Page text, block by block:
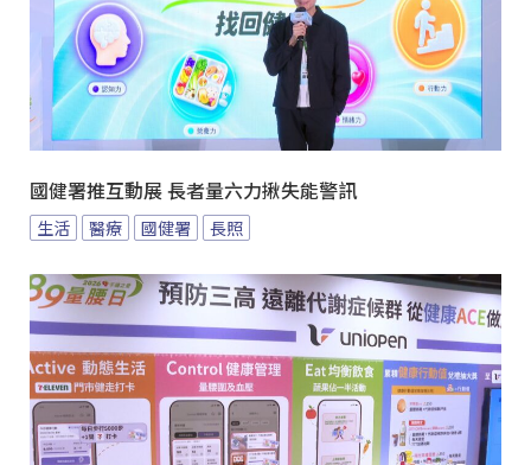
國健署推互動展 長者量六力揪失能警訊
生活 醫療 國健署 長照